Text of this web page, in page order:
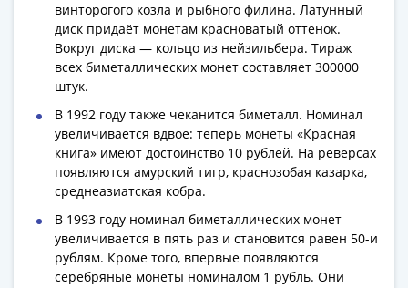
винторогого козла и рыбного филина. Латунный
диск придаёт монетам красноватый оттенок.
Вокруг диска — кольцо из нейзильбера. Тираж
всех биметаллических монет составляет 300000
штук.
В 1992 году также чеканится биметалл. Номинал
увеличивается вдвое: теперь монеты «Красная
книга» имеют достоинство 10 рублей. На реверсах
появляются амурский тигр, краснозобая казарка,
среднеазиатская кобра.
В 1993 году номинал биметаллических монет
увеличивается в пять раз и становится равен 50-и
рублям. Кроме того, впервые появляются
серебряные монеты номиналом 1 рубль. Они